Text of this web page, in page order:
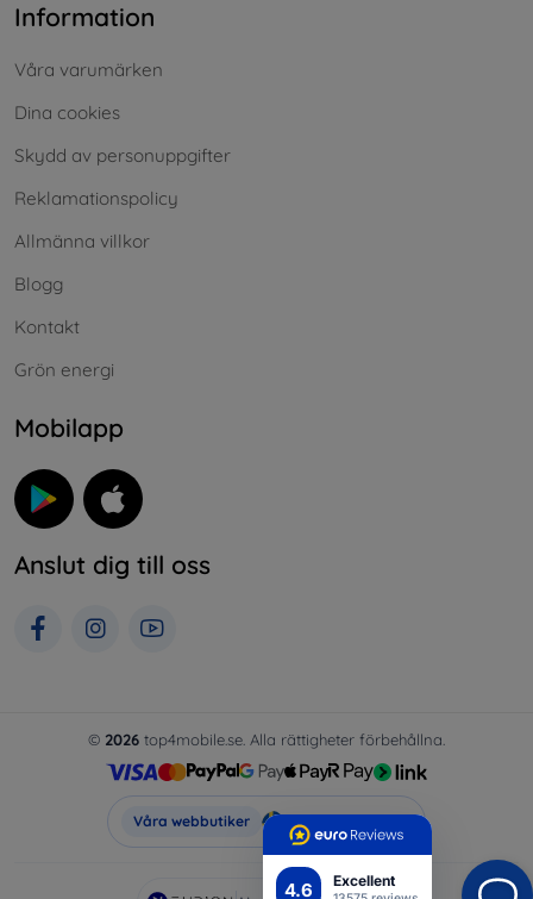
4.6 Excellent
Information
Våra varumärken
Dina cookies
Skydd av personuppgifter
Reklamationspolicy
Allmänna villkor
Blogg
Kontakt
Grön energi
Mobilapp
Anslut dig till oss
© 2026 top4mobile.se. Alla rättigheter förbehållna.
Våra webbutiker Top4Mobile.se